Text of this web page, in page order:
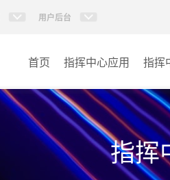
用户后台
首页 指挥中心应用 指挥
AI
指挥